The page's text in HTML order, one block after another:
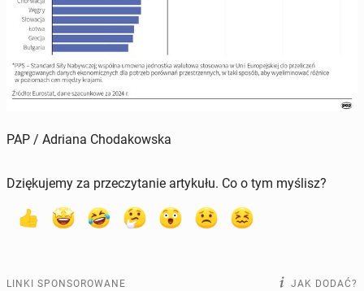
PAP / Adriana Chodakowska
Dziękujemy za przeczytanie artykułu. Co o tym myślisz?
LINKI SPONSOROWANE JAK DODAĆ?